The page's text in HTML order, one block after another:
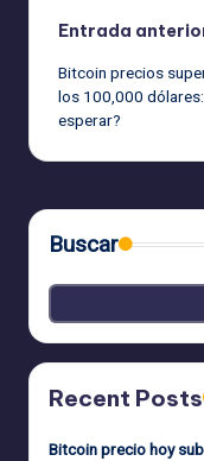
de
entradas
Entrada
Bitcoin precios
los 100,000
esperar?
Buscar
Recent Posts
Bitcoin precio hoy